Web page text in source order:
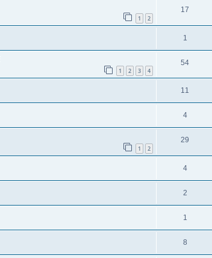
1 2
17
1
1 2 3 4
54
11
4
1 2
29
4
2
1
8